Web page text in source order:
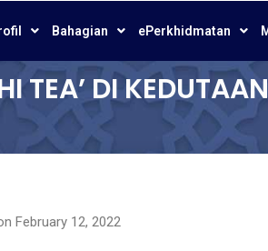
Bahagian ePerkhidmatan
TEA’ DI
February 12, 2022